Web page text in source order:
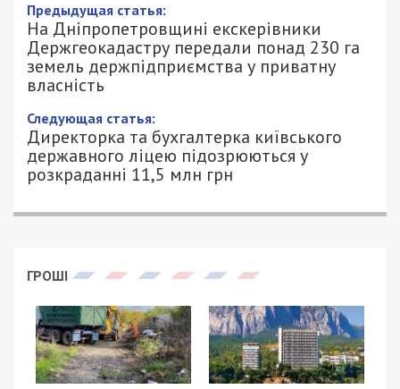
Предыдущая статья:
На Дніпропетровщині екскерівники
Держгеокадастру передали понад 230 га
земель держпідприємства у приватну
власність
Следующая статья:
Директорка та бухгалтерка київського
державного ліцею підозрюються у
розкраданні 11,5 млн грн
ГРОШІ